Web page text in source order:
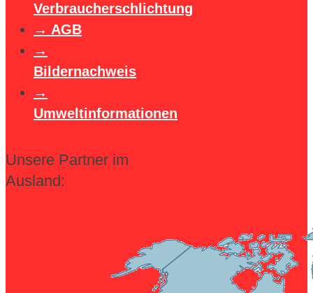
Verbraucherschlichtung
AGB
Bildernachweis
Umweltinformationen
Unsere Partner im
Ausland: